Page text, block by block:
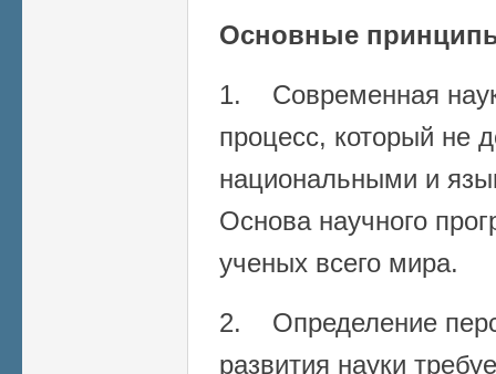
Основные
1. Современная
процесс, который не
национальными и
Основа научного
ученых всего мира.
2. Определение
развития науки